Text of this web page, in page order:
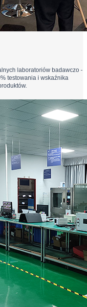
laboratoriów badawczo -
testowania i wskaźnika